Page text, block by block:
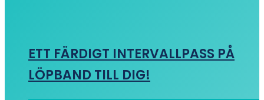
ETT FÄRDIGT INTERVALLPASS PÅ
LÖPBAND TILL DIG!